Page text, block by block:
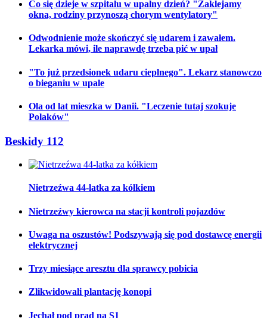
Co się dzieje w szpitalu w upalny dzień? "Zaklejamy
okna, rodziny przynoszą chorym wentylatory"
Odwodnienie może skończyć się udarem i zawałem.
Lekarka mówi, ile naprawdę trzeba pić w upał
"To już przedsionek udaru cieplnego". Lekarz stanowczo
o bieganiu w upale
Ola od lat mieszka w Danii. "Leczenie tutaj szokuje
Polaków"
Beskidy 112
Nietrzeźwa 44-latka za kółkiem
Nietrzeźwy kierowca na stacji kontroli pojazdów
Uwaga na oszustów! Podszywają się pod dostawcę energii
elektrycznej
Trzy miesiące aresztu dla sprawcy pobicia
Zlikwidowali plantację konopi
Jechał pod prąd na S1